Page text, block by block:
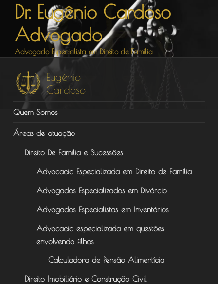
Pular
conteúdo
Dr. Eugênio Cardoso
Advogado
Advogado Especialista em Direito de Família
Quem Somos
Áreas de atuação
Direito De Família e Sucessões
Advocacia Especializada em Direito de Família
Advogados Especializados em Divórcio
Advogados Especialistas em Inventários
Advocacia especializada em questões
envolvendo filhos
Calculadora de Pensão Alimentícia
Direito Imobiliário e Construção Civil